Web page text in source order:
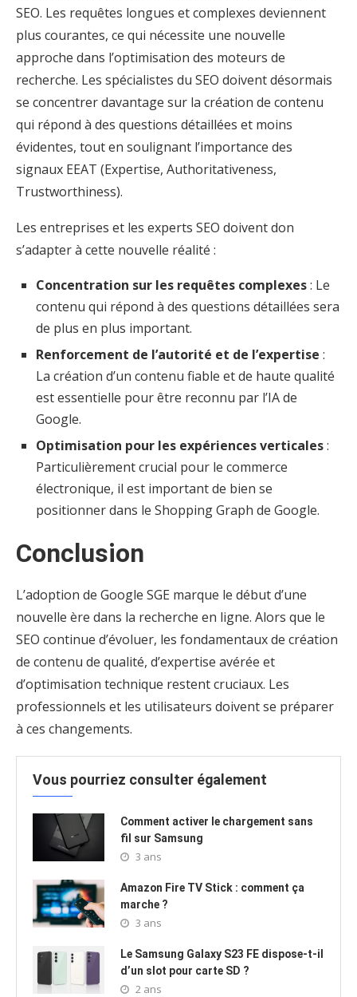
SEO. Les requêtes longues et complexes deviennent
plus courantes, ce qui nécessite une nouvelle
approche dans l’optimisation des moteurs de
recherche. Les spécialistes du SEO doivent désormais
se concentrer davantage sur la création de contenu
qui répond à des questions détaillées et moins
évidentes, tout en soulignant l’importance des
signaux EEAT (Expertise, Authoritativeness,
Trustworthiness).
Les entreprises et les experts SEO doivent don
s’adapter à cette nouvelle réalité :
Concentration sur les requêtes complexes: Le
contenu qui répond à des questions détaillées sera
de plus en plus important.
Renforcement de l’autorité et de l’expertise :
La création d’un contenu fiable et de haute qualité
est essentielle pour être reconnu par l’IA de
Google.
Optimisation pour les expériences verticales:
Particulièrement crucial pour le commerce
électronique, il est important de bien se
positionner dans le Shopping Graph de Google.
Conclusion
L’adoption de Google SGE marque le début d’une
nouvelle ère dans la recherche en ligne. Alors que le
SEO continue d’évoluer, les fondamentaux de création
de contenu de qualité, d’expertise avérée et
d’optimisation technique restent cruciaux. Les
professionnels et les utilisateurs doivent se préparer
à ces changements.
Vous pourriez consulter également
Comment activer le chargement sans
fil sur Samsung
3 ans
Amazon Fire TV Stick : comment ça
marche ?
3 ans
Le Samsung Galaxy S23 FE dispose-t-il
d’un slot pour carte SD ?
2 ans